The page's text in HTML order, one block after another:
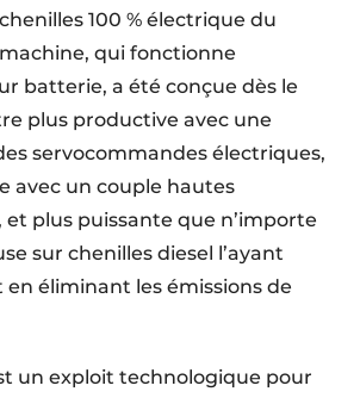
100 % électrique du
qui fonctionne
batterie, a été conçue dès le
plus productive avec une
servocommandes électriques,
avec un couple hautes
plus puissante que n’importe
sur chenilles diesel l’ayant
éliminant les émissions de
un exploit technologique pour